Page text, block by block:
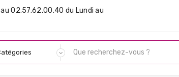
au 02.57.62.00.40 du Lundi au